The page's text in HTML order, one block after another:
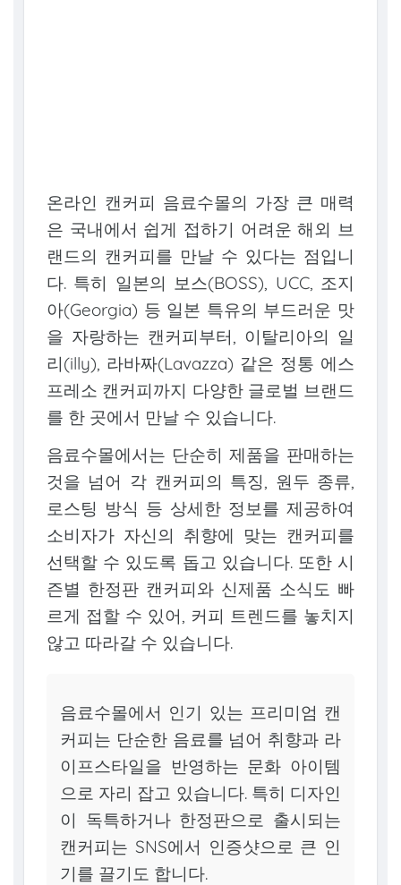
온라인 캔커피 음료수몰의 가장 큰 매력
은 국내에서 쉽게 접하기 어려운 해외 브
랜드의 캔커피를 만날 수 있다는 점입니
다. 특히 일본의 보스(BOSS), UCC, 조지
아(Georgia) 등 일본 특유의 부드러운 맛
을 자랑하는 캔커피부터, 이탈리아의 일
리(illy), 라바짜(Lavazza) 같은 정통 에스
프레소 캔커피까지 다양한 글로벌 브랜드
를 한 곳에서 만날 수 있습니다.
음료수몰에서는 단순히 제품을 판매하는
것을 넘어 각 캔커피의 특징, 원두 종류,
로스팅 방식 등 상세한 정보를 제공하여
소비자가 자신의 취향에 맞는 캔커피를
선택할 수 있도록 돕고 있습니다. 또한 시
즌별 한정판 캔커피와 신제품 소식도 빠
르게 접할 수 있어, 커피 트렌드를 놓치지
않고 따라갈 수 있습니다.
음료수몰에서 인기 있는 프리미엄 캔
커피는 단순한 음료를 넘어 취향과 라
이프스타일을 반영하는 문화 아이템
으로 자리 잡고 있습니다. 특히 디자인
이 독특하거나 한정판으로 출시되는
캔커피는 SNS에서 인증샷으로 큰 인
기를 끌기도 합니다.